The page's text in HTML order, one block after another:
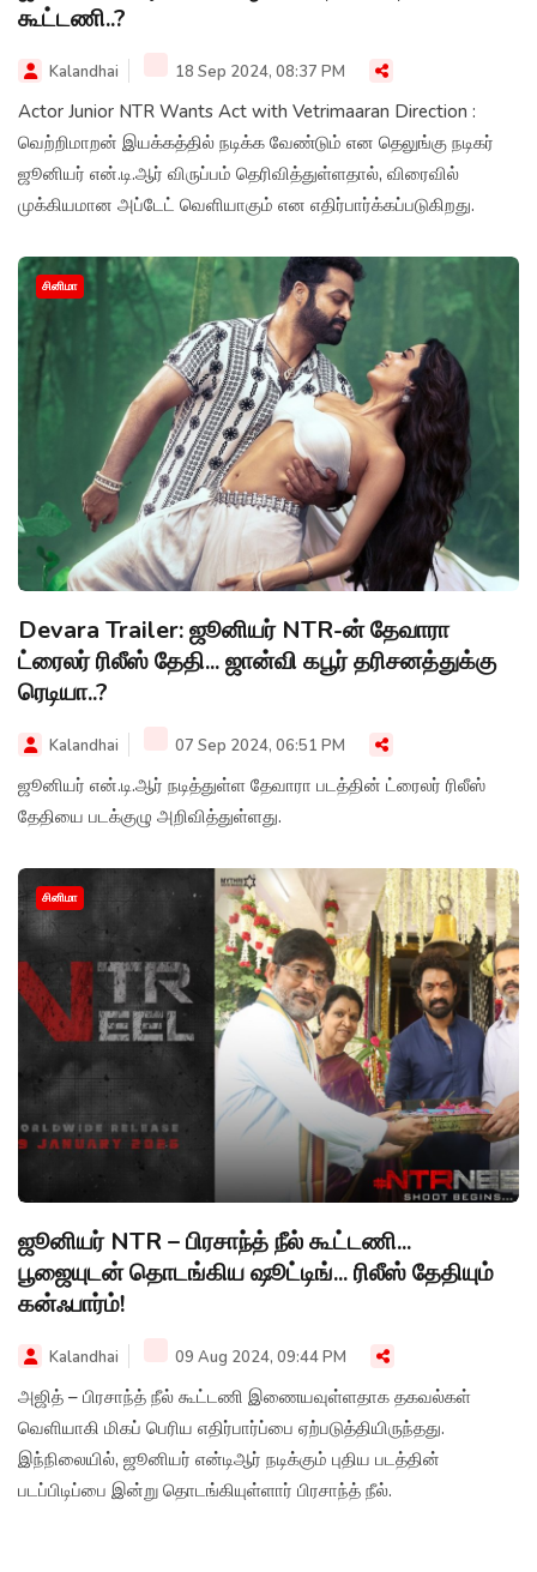
கூட்டணி..?
Kalandhai 18 Sep 2024, 08:37 PM
Actor Junior NTR Wants Act with Vetrimaaran Direction :
வெற்றிமாறன் இயக்கத்தில் நடிக்க வேண்டும் என தெலுங்கு நடிகர்
ஜூனியர் என்.டி.ஆர் விருப்பம் தெரிவித்துள்ளதால், விரைவில்
முக்கியமான அப்டேட் வெளியாகும் என எதிர்பார்க்கப்படுகிறது.
சினிமா
Devara Trailer: ஜூனியர் NTR-ன் தேவாரா
ட்ரைலர் ரிலீஸ் தேதி... ஜான்வி கபூர் தரிசனத்துக்கு
ரெடியா..?
Kalandhai 07 Sep 2024, 06:51 PM
ஜூனியர் என்.டி.ஆர் நடித்துள்ள தேவாரா படத்தின் ட்ரைலர் ரிலீஸ்
தேதியை படக்குழு அறிவித்துள்ளது.
சினிமா
ஜூனியர் NTR – பிரசாந்த் நீல் கூட்டணி...
பூஜையுடன் தொடங்கிய ஷூட்டிங்... ரிலீஸ் தேதியும்
கன்ஃபார்ம்!
Kalandhai 09 Aug 2024, 09:44 PM
அஜித் – பிரசாந்த் நீல் கூட்டணி இணையவுள்ளதாக தகவல்கள்
வெளியாகி மிகப் பெரிய எதிர்பார்ப்பை ஏற்படுத்தியிருந்தது.
இந்நிலையில், ஜூனியர் என்டிஆர் நடிக்கும் புதிய படத்தின்
படப்பிடிப்பை இன்று தொடங்கியுள்ளார் பிரசாந்த் நீல்.